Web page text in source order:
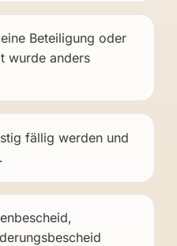
Beteiligung oder
wurde anders
fällig werden und